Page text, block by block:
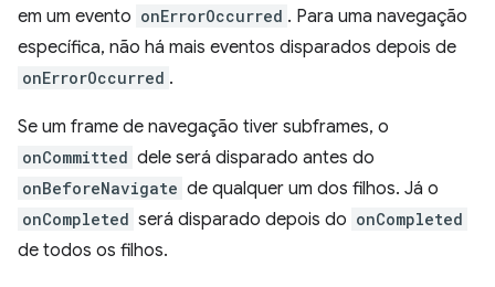
em um evento onErrorOccurred . Para uma navegação
específica, não há mais eventos disparados depois de
onErrorOccurred .
Se um frame de navegação tiver subframes, o
onCommitted dele será disparado antes do
onBeforeNavigate de qualquer um dos filhos. Já o
onCompleted será disparado depois do onCompleted
de todos os filhos.